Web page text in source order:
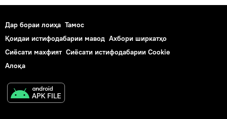
Дар бораи лоиҳа Тамос
Қоидаи истифодабарии мавод Ахбори ширкатҳо
Сиёсати махфият Сиёсати истифодабарии Cookie
Алоқа